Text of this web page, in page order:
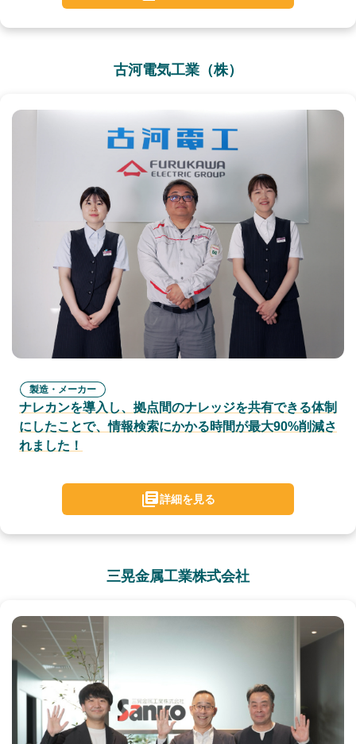
古河電気工業（株）
製造・メーカー
ナレカンを導入し、拠点間のナレッジを共有できる体制
にしたことで、情報検索にかかる時間が最大90%削減さ
れました！
詳細を見る
三晃金属工業株式会社